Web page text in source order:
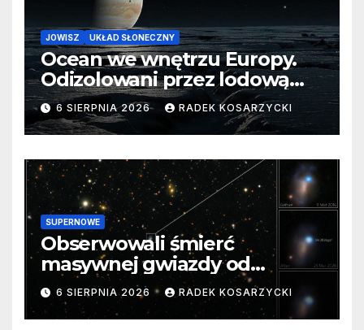
JOWISZ UKŁAD SŁONECZNY
Ocean we wnętrzu Europy.
Odizolowani przez lodową
barierę
6 SIERPNIA 2026 RADEK KOSARZYCKI
SUPERNOWE
Obserwowali śmierć
masywnej gwiazdy od
samego początku. Niezwykle
cenne dane
6 SIERPNIA 2026 RADEK KOSARZYCKI